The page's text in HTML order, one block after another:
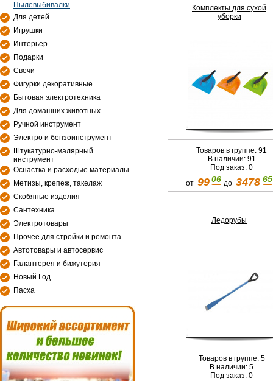
Пылевыбивалки
Для детей
Игрушки
Интерьер
Подарки
Свечи
Фигурки декоративные
Бытовая электротехника
Для домашних животных
Ручной инструмент
Электро и бензоинструмент
Штукатурно-малярный
инструмент
Оснастка и расходые материалы
Метизы, крепеж, такелаж
Скобяные изделия
Сантехника
Электротовары
Прочее для стройки и ремонта
Автотовары и автосервис
Галантерея и бижутерия
Новый Год
Пасха
Комплекты для сухой
уборки
Товаров в группе: 91
В наличии: 91
Под заказ: 0
от 99 06до3478 65
Ледорубы
Товаров в группе: 5
В наличии: 5
Под заказ: 0